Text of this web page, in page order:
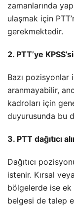
zamanlarında
ulaşmak için
gerekmektedir.
2. PTT’ye
Bazı pozisyonlar
aranmayabilir,
kadroları için
duyurusunda bu
3. PTT dağıtıcı
Dağıtıcı
istenir. Kırsal
bölgelerde ise ek
belgesi de talep